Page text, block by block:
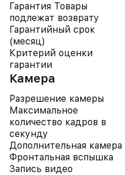
Гарантия Товары
подлежат возврату
Гарантийный срок
(месяц)
Критерий оценки
гарантии
Камера
Разрешение камеры
Максимальное
количество кадров в
секунду
Дополнительная камера
Фронтальная вспышка
Запись видео